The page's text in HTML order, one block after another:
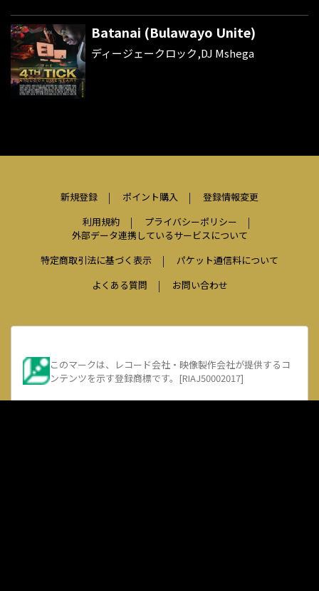
Batanai (Bulawayo Unite)
ディージェークロック,DJ Mshega
新規登録 ポイント購入
登録情報変更
利用規約
プライバシーポリシー
外部データ連携しているサービスについて
特定商取引法に基づく表示
パケット通信料について
よくある質問
お問い合わせ
このマークは、レコード会社・映像製作会社が提供するコ
ンテンツを示す登録商標です。[RIAJ50002017]